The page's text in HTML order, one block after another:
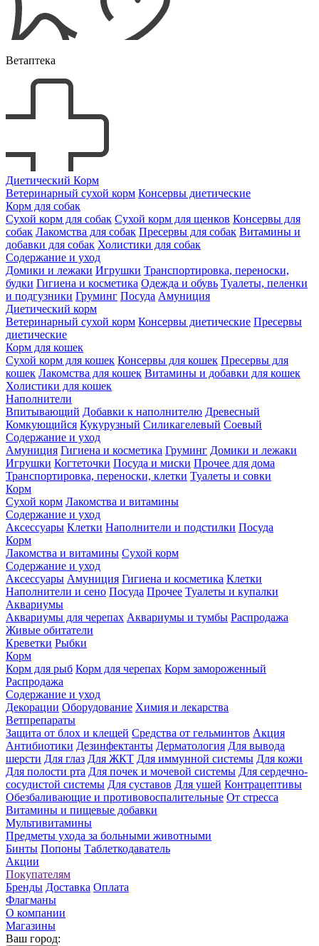
Ветаптека
Диетический Корм
Ветеринарный сухой корм Консервы диетические
Корм для собак
Сухой корм для собак Сухой корм для щенков Консервы для
собак Лакомства для собак Пресервы для собак Витамины и
добавки для собак Холистики для собак
Содержание и уход
Домики и лежаки Игрушки Транспортировка, переноски,
будки Гигиена и косметика Одежда и обувь Туалеты, пеленки
и подгузники Груминг Посуда Амуниция
Диетический корм
Ветеринарный сухой корм Консервы диетические Пресервы
диетические
Корм для кошек
Сухой корм для кошек Консервы для кошек Пресервы для
кошек Лакомства для кошек Витамины и добавки для кошек
Холистики для кошек
Наполнители
Впитывающий Добавки к наполнителю Древесный
Комкующийся Кукурузный Силикагелевый Соевый
Содержание и уход
Амуниция Гигиена и косметика Груминг Домики и лежаки
Игрушки Когтеточки Посуда и миски Прочее для дома
Транспортировка, переноски, клетки Туалеты и совки
Корм
Сухой корм Лакомства и витамины
Содержание и уход
Аксессуары Клетки Наполнители и подстилки Посуда
Корм
Лакомства и витамины Сухой корм
Содержание и уход
Аксессуары Амуниция Гигиена и косметика Клетки
Наполнители и сено Посуда Прочее Туалеты и купалки
Аквариумы
Аквариумы для черепах Аквариумы и тумбы Распродажа
Живые обитатели
Креветки Рыбки
Корм
Корм для рыб Корм для черепах Корм замороженный
Распродажа
Содержание и уход
Декорации Оборудование Химия и лекарства
Ветпрепараты
Защита от блох и клещей Средства от гельминтов Акция
Антибиотики Дезинфектанты Дерматология Для вывода
шерсти Для глаз Для ЖКТ Для иммунной системы Для кожи
Для полости рта Для почек и мочевой системы Для сердечно-
сосудистой системы Для суставов Для ушей Контрацептивы
Обезбаливающие и противовоспалительные От стресса
Витамины и пищевые добавки
Мультивитамины
Предметы ухода за больными животными
Бинты Попоны Таблеткодаватель
Акции
Покупателям
Бренды Доставка Оплата
Флагманы
О компании
Магазины
Ваш город: